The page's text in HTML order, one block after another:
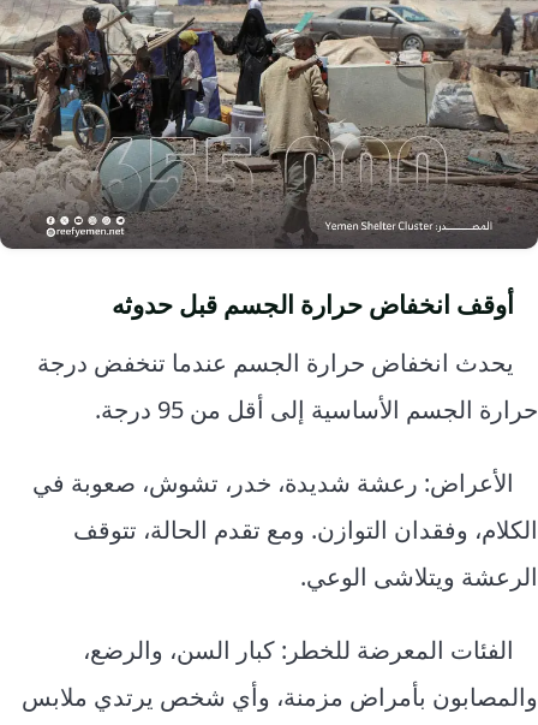
أوقف انخفاض حرارة الجسم قبل حدوثه
يحدث انخفاض حرارة الجسم عندما تنخفض درجة
حرارة الجسم الأساسية إلى أقل من 95 درجة.
الأعراض: رعشة شديدة، خدر، تشوش، صعوبة في
الكلام، وفقدان التوازن. ومع تقدم الحالة، تتوقف
الرعشة ويتلاشى الوعي.
الفئات المعرضة للخطر: كبار السن، والرضع،
والمصابون بأمراض مزمنة، وأي شخص يرتدي ملابس